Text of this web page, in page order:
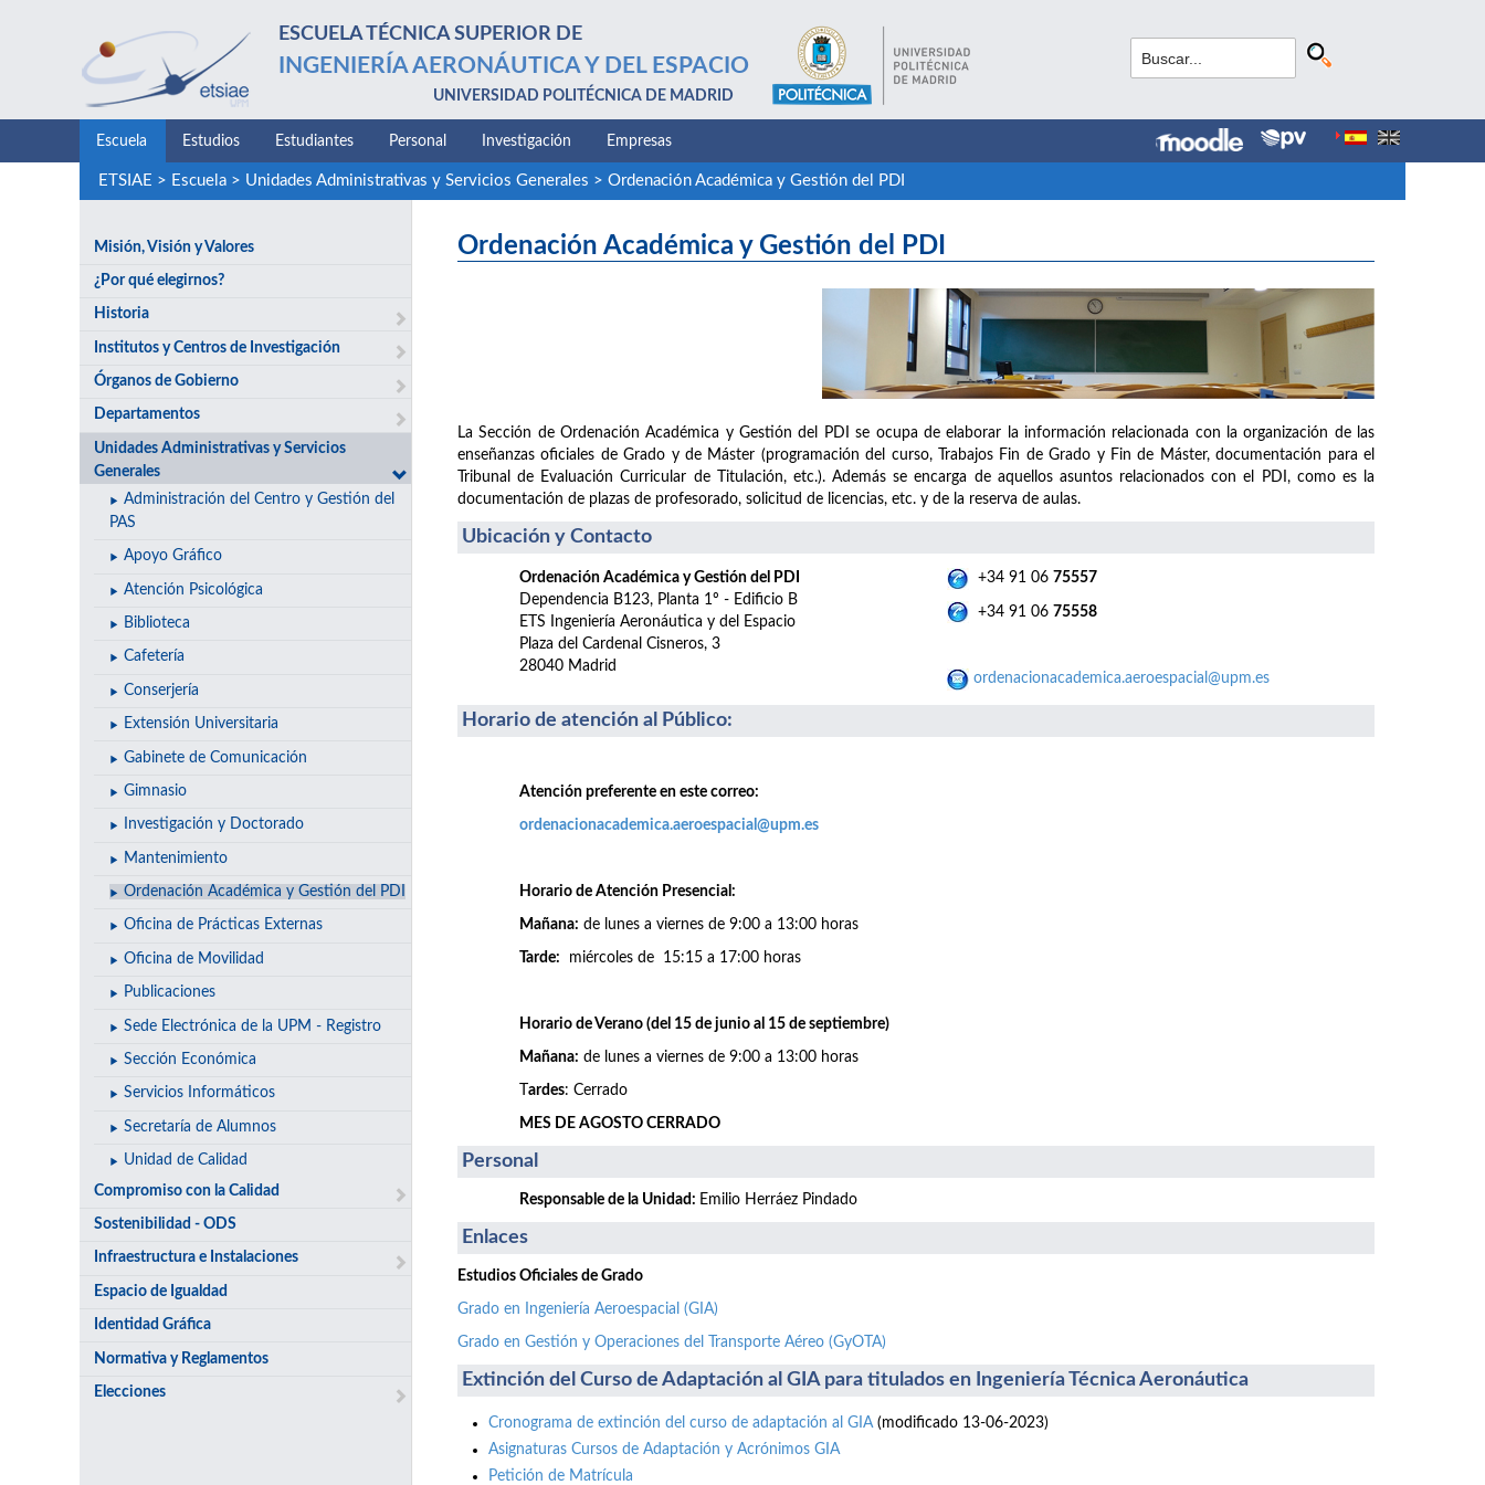
ESCUELA TÉCNICA SUPERIOR DE
INGENIERÍA AERONÁUTICA Y DEL ESPACIO
UNIVERSIDAD POLITÉCNICA DE MADRID
Escuela Estudios Estudiantes Personal Investigación Empresas
ETSIAE > Escuela> Unidades Administrativas y Servicios Generales > Ordenación Académica y Gestión del PDI
Misión, Visión y Valores
¿Por qué elegirnos?
Historia
Institutos y Centros de Investigación
Órganos de Gobierno
Departamentos
Unidades Administrativas y Servicios
Generales
Administración del Centro y Gestión del
PAS
Apoyo Gráfico
Atención Psicológica
Biblioteca
Cafetería
Conserjería
Extensión Universitaria
Gabinete de Comunicación
Gimnasio
Investigación y Doctorado
Mantenimiento
Ordenación Académica y Gestión del PDI
Oficina de Prácticas Externas
Oficina de Movilidad
Publicaciones
Sede Electrónica de la UPM - Registro
Sección Económica
Servicios Informáticos
Secretaría de Alumnos
Unidad de Calidad
Compromiso con la Calidad
Sostenibilidad - ODS
Infraestructura e Instalaciones
Espacio de Igualdad
Identidad Gráfica
Normativa y Reglamentos
Elecciones
Ordenación Académica y Gestión del PDI
La Sección de Ordenación Académica y Gestión del PDI se ocupa de elaborar la información relacionada con la organización de las
enseñanzas oficiales de Grado y de Máster (programación del curso, Trabajos Fin de Grado y Fin de Máster, documentación para el
Tribunal de Evaluación Curricular de Titulación, etc.). Además se encarga de aquellos asuntos relacionados con el PDI, como es la
documentación de plazas de profesorado, solicitud de licencias, etc. y de la reserva de aulas.
Ubicación y Contacto
Ordenación Académica y Gestión del PDI
Dependencia B123, Planta 1º - Edificio B
ETS Ingeniería Aeronáutica y del Espacio
Plaza del Cardenal Cisneros, 3
28040 Madrid
+34 91 06 75557
+34 91 06 75558
ordenacionacademica.aeroespacial@upm.es
Horario de atención al Público:
Atención preferente en este correo:
ordenacionacademica.aeroespacial@upm.es
Horario de Atención Presencial:
Mañana: de lunes a viernes de 9:00 a 13:00 horas
Tarde: miércoles de 15:15 a 17:00 horas
Horario de Verano (del 15 de junio al 15 de septiembre)
Mañana: de lunes a viernes de 9:00 a 13:00 horas
ardes: Cerrado
MES DE AGOSTO CERRADO
Personal
Responsable de la Unidad: Emilio Herráez Pindado
Enlaces
Estudios Oficiales de Grado
Grado en Ingeniería Aeroespacial (GIA)
Grado en Gestión y Operaciones del Transporte Aéreo (GyOTA)
Extinción del Curso de Adaptación al GIA para titulados en Ingeniería Técnica Aeronáutica
Cronograma de extinción del curso de adaptación al GIA (modificado 13-06-2023)
Asignaturas Cursos de Adaptación y Acrónimos GIA
Petición de Matrícula